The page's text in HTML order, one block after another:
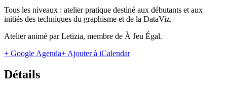
Tous les niveaux : atelier pratique destiné aux débutants et aux
initiés des techniques du graphisme et de la DataViz.
Atelier animé par Letizia, membre de À Jeu Égal.
+ Google Agenda+ Ajouter à iCalendar
Détails